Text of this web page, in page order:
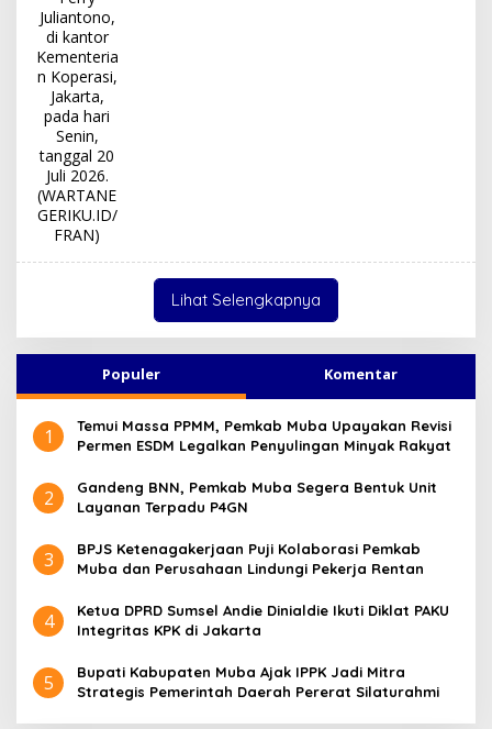
Lihat Selengkapnya
Populer Komentar
1
Temui Massa PPMM, Pemkab Muba Upayakan Revisi
Permen ESDM Legalkan Penyulingan Minyak Rakyat
2
Gandeng BNN, Pemkab Muba Segera Bentuk Unit
Layanan Terpadu P4GN
3
BPJS Ketenagakerjaan Puji Kolaborasi Pemkab
Muba dan Perusahaan Lindungi Pekerja Rentan
4
Ketua DPRD Sumsel Andie Dinialdie Ikuti Diklat PAKU
Integritas KPK di Jakarta
5
Bupati Kabupaten Muba Ajak IPPK Jadi Mitra
Strategis Pemerintah Daerah Pererat Silaturahmi